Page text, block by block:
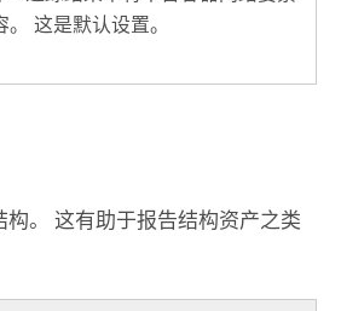
。 这是默认设置。
。 这有助于报告结构资产之类